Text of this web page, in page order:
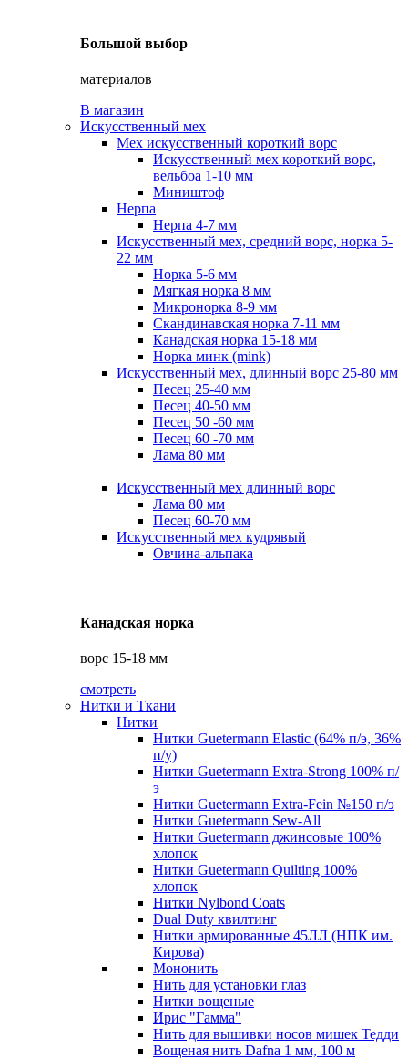
Большой выбор
материалов
В магазин
Искусственный мех
Мех искусственный короткий ворс
Искусственный мех короткий ворс,
вельбоа 1-10 мм
Миништоф
Нерпа
Нерпа 4-7 мм
Искусственный мех, средний ворс, норка 5-
22 мм
Норка 5-6 мм
Мягкая норка 8 мм
Микронорка 8-9 мм
Скандинавская норка 7-11 мм
Канадская норка 15-18 мм
Норка минк (mink)
Искусственный мех, длинный ворс 25-80 мм
Песец 25-40 мм
Песец 40-50 мм
Песец 50 -60 мм
Песец 60 -70 мм
Лама 80 мм
Искусственный мех длинный ворс
Лама 80 мм
Песец 60-70 мм
Искусственный мех кудрявый
Овчина-альпака
Канадская норка
ворс 15-18 мм
смотреть
Нитки и Ткани
Нитки
Нитки Guetermann Elastic (64% п/э, 36%
п/у)
Нитки Guetermann Extra-Strong 100% п/
э
Нитки Guetermann Extra-Fein №150 п/э
Нитки Guetermann Sew-All
Нитки Guetermann джинсовые 100%
хлопок
Нитки Guetermann Quilting 100%
хлопок
Нитки Nylbond Coats
Dual Duty квилтинг
Нитки армированные 45ЛЛ (НПК им.
Кирова)
Мононить
Нить для установки глаз
Нитки вощеные
Ирис "Гамма"
Нить для вышивки носов мишек Тедди
Вощеная нить Dafna 1 мм, 100 м